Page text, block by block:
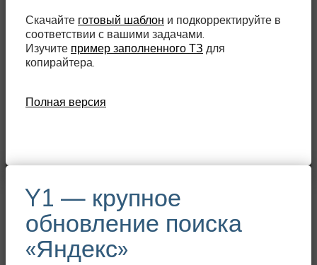
Скачайте готовый шаблон и подкорректируйте в
соответствии с вашими задачами.
Изучите пример заполненного ТЗ для
копирайтера.
Полная версия
Y1 — крупное
обновление поиска
«Яндекс»